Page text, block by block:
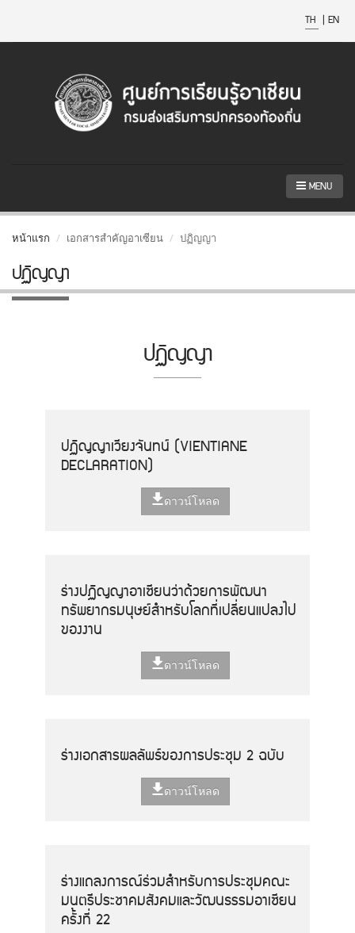
TH | EN
MENU
หน้าแรก เอกสารสำคัญอาเซียน ปฏิญญา
ปฏิญญา
ปฏิญญา
ปฏิญญาเวียงจันทน์ (VIENTIANE
DECLARATION)
ดาวน์โหลด
ร่างปฏิญญาอาเซียนว่าด้วยการพัฒนา
ทรัพยากรมนุษย์สำหรับโลกที่เปลี่ยนแปลงไป
ของงาน
ดาวน์โหลด
ร่างเอกสารผลลัพธ์ของการประชุม 2 ฉบับ
ดาวน์โหลด
ร่างแถลงการณ์ร่วมสำหรับการประชุมคณะ
มนตรีประชาคมสังคมและวัฒนธรรมอาเซียน
ครั้งที่ 22